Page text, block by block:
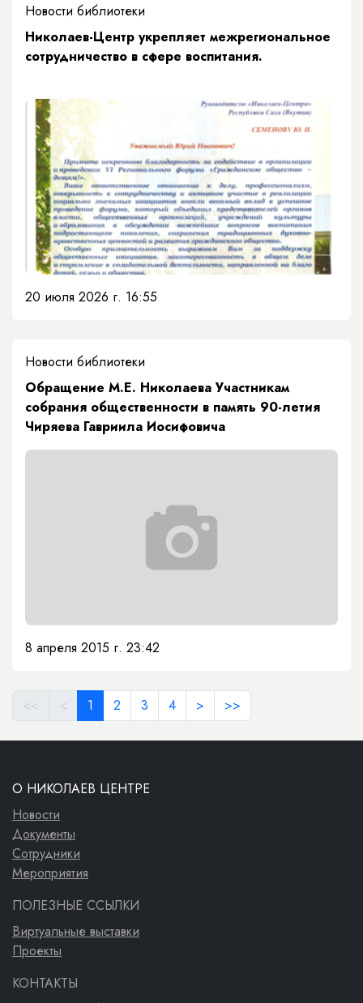
Новости библиотеки
Николаев-Центр укрепляет межрегиональное
сотрудничество в сфере воспитания.
20 июля 2026 г. 16:55
Новости библиотеки
Обращение М.Е. Николаева Участникам
собрания общественности в память 90-летия
Чиряева Гавриила Иосифовича
8 апреля 2015 г. 23:42
<< < 1 2 3 4 > >>
О НИКОЛАЕВ ЦЕНТРЕ
Новости
Документы
Сотрудники
Мероприятия
ПОЛЕЗНЫЕ ССЫЛКИ
Виртуальные выставки
Проекты
КОНТАКТЫ